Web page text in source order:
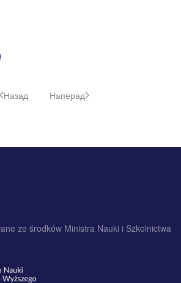
Назад Наперад
ze środków Ministra Nauki i Szkolnictwa